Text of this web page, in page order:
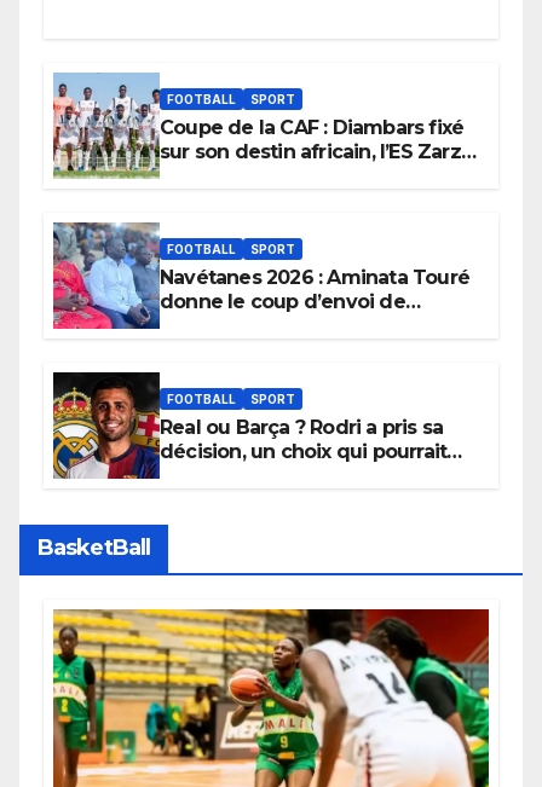
FOOTBALL SPORT
Coupe de la CAF : Diambars fixé
sur son destin africain, l’ES Zarzis
FOOTBALL SPORT
Navétanes 2026 : Aminata Touré
donne le coup d’envoi de
apaisées.
FOOTBALL SPORT
Real ou Barça ? Rodri a pris sa
décision, un choix qui pourrait
BasketBall